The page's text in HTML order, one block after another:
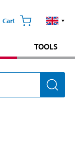
Cart
TOOLS